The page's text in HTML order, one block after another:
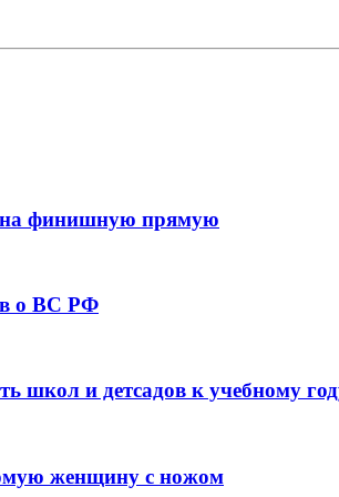
на финишную прямую
о ВС РФ
школ и детсадов к учебному
женщину с ножом